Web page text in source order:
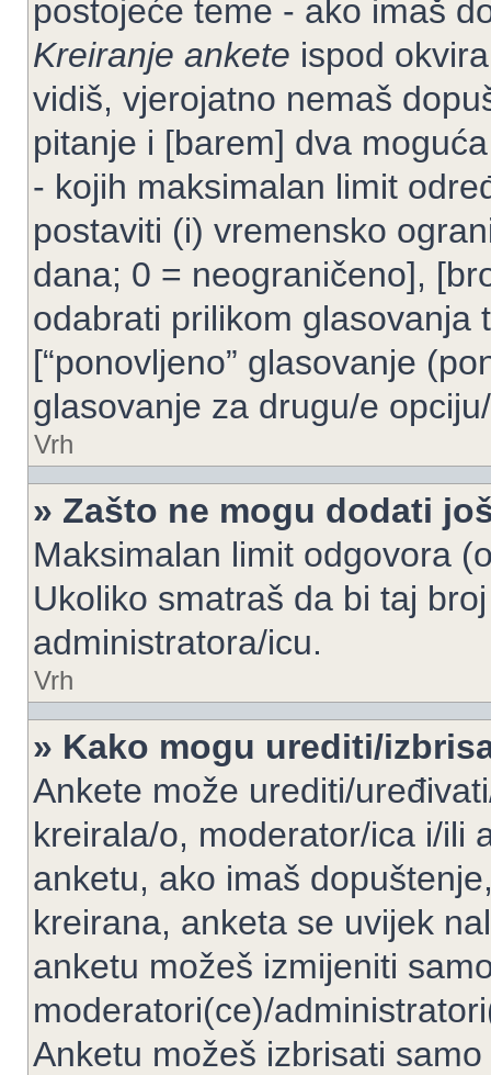
postojeće teme - ako imaš
Kreiranje ankete ispod
vidiš, vjerojatno nemaš
pitanje i [barem] dva
- kojih maksimalan limit
postaviti (i) vremensko
dana; 0 = neograničeno],
odabrati prilikom glasovanja
[“ponovljeno” glasovanje
glasovanje za drugu/e
Vrh
» Zašto ne mogu dodati
Maksimalan limit odgovora
Ukoliko smatraš da bi taj
administratora/icu.
Vrh
» Kako mogu urediti/
Ankete može urediti/
kreirala/o, moderator/ica i/ili
anketu, ako imaš
kreirana, anketa se uvijek
anketu možeš izmijeniti
moderatori(ce)/
Anketu možeš izbrisati